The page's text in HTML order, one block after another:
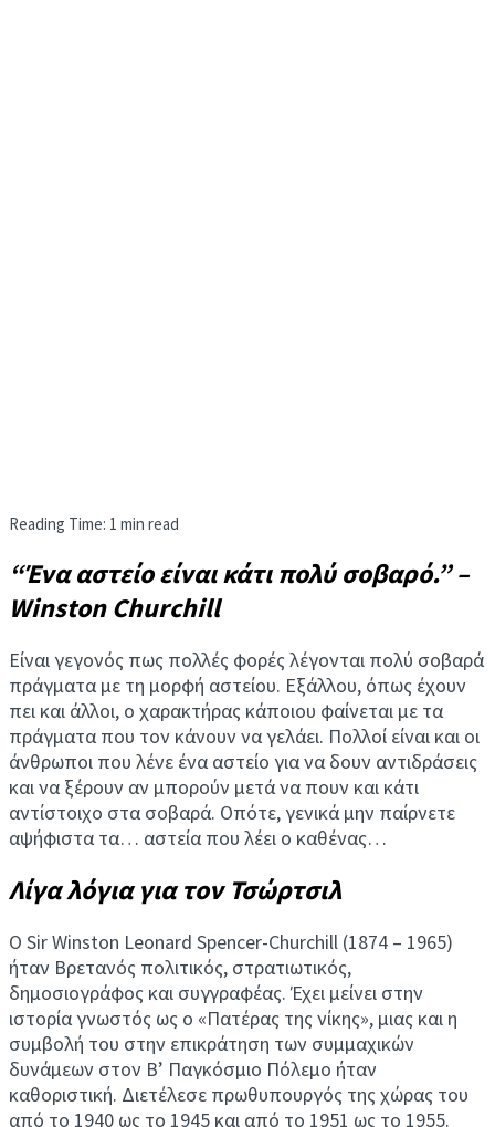
Reading Time: 1 min read
“Ένα αστείο είναι κάτι πολύ σοβαρό.” –
Winston Churchill
Είναι γεγονός πως πολλές φορές λέγονται πολύ σοβαρά
πράγματα με τη μορφή αστείου. Εξάλλου, όπως έχουν
πει και άλλοι, ο χαρακτήρας κάποιου φαίνεται με τα
πράγματα που τον κάνουν να γελάει. Πολλοί είναι και οι
άνθρωποι που λένε ένα αστείο για να δουν αντιδράσεις
και να ξέρουν αν μπορούν μετά να πουν και κάτι
αντίστοιχο στα σοβαρά. Οπότε, γενικά μην παίρνετε
αψήφιστα τα… αστεία που λέει ο καθένας…
Λίγα λόγια για τον Τσώρτσιλ
Ο Sir Winston Leonard Spencer-Churchill (1874 – 1965)
ήταν Βρετανός πολιτικός, στρατιωτικός,
δημοσιογράφος και συγγραφέας. Έχει μείνει στην
ιστορία γνωστός ως ο «Πατέρας της νίκης», μιας και η
συμβολή του στην επικράτηση των συμμαχικών
δυνάμεων στον Β’ Παγκόσμιο Πόλεμο ήταν
καθοριστική. Διετέλεσε πρωθυπουργός της χώρας του
από το 1940 ως το 1945 και από το 1951 ως το 1955.